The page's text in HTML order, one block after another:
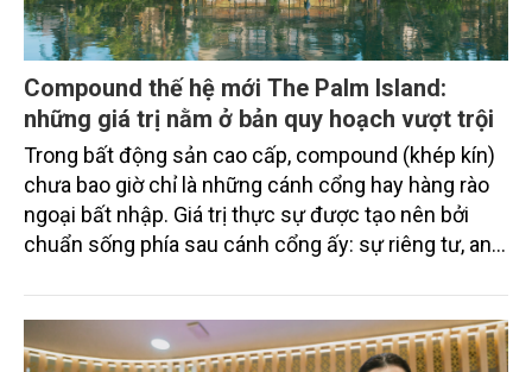
Compound thế hệ mới The Palm Island:
những giá trị nằm ở bản quy hoạch vượt trội
Trong bất động sản cao cấp, compound (khép kín)
chưa bao giờ chỉ là những cánh cổng hay hàng rào
ngoại bất nhập. Giá trị thực sự được tạo nên bởi
chuẩn sống phía sau cánh cổng ấy: sự riêng tư, an
vụ được thiết kế dành riêng cho họ.